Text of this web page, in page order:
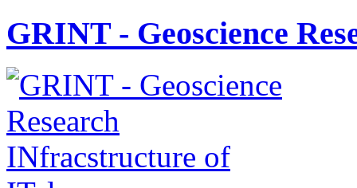
GRINT - Geoscience